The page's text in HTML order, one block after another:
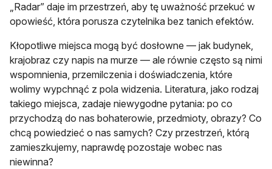
„Radar” daje im przestrzeń, aby tę uważność przekuć w
opowieść, która porusza czytelnika bez tanich efektów.
Kłopotliwe miejsca mogą być dosłowne — jak budynek,
krajobraz czy napis na murze — ale równie często są nimi
wspomnienia, przemilczenia i doświadczenia, które
wolimy wypchnąć z pola widzenia. Literatura, jako rodzaj
takiego miejsca, zadaje niewygodne pytania: po co
przychodzą do nas bohaterowie, przedmioty, obrazy? Co
chcą powiedzieć o nas samych? Czy przestrzeń, którą
zamieszkujemy, naprawdę pozostaje wobec nas
niewinna?